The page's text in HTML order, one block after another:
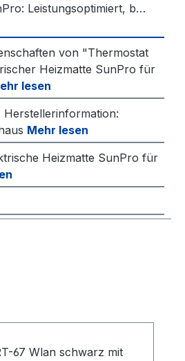
Leistungsoptimiert, b…
von "Thermostat
Heizmatte SunPro für
lesen
Herstellerinformation:
Mehr lesen
Heizmatte SunPro für